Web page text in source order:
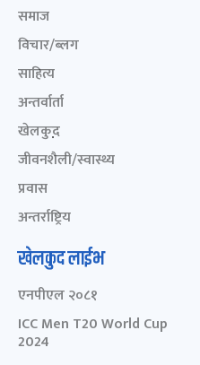
समाज
विचार/ब्लग
साहित्य
अन्तर्वार्ता
खेलकुद़़
जीवनशैली/स्वास्थ्य
प्रवास
अन्तर्राष्ट्रिय
खेलकुद लाईभ
एनपीएल २०८१
ICC Men T20 World Cup
2024